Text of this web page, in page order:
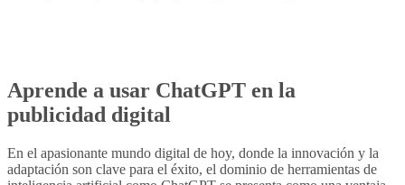
Aprende a usar ChatGPT en la
publicidad digital
En el apasionante mundo digital de hoy, donde la innovación y la
adaptación son clave para el éxito, el dominio de herramientas de